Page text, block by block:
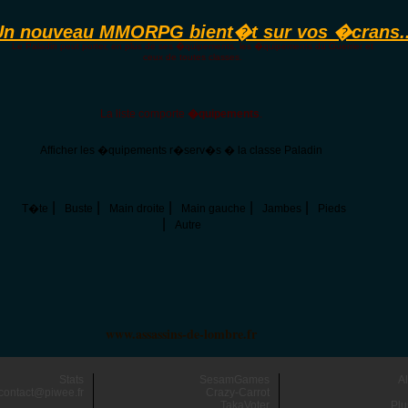
Le Paladin peut porter, en plus de ses �quipements, les �quipements du Guerrier et
ceux de toutes classes.
La liste comporte �quipements.
Afficher les �quipements r�serv�s � la classe Paladin
T�te Buste Main droite Main gauche Jambes Pieds
Autre
www.assassins-de-lombre.fr
nouveau MMORPG bient�t sur vos